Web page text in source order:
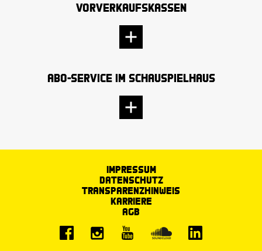
Vorverkaufskassen
Abo-Service im Schauspielhaus
Impressum
Datenschutz
Transparenzhinweis
Karriere
AGB